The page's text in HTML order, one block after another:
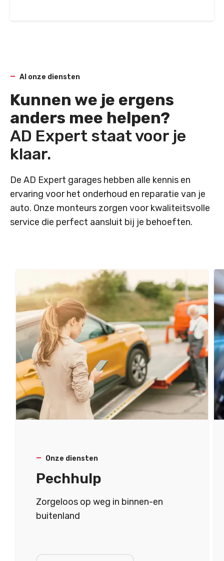
Al onze diensten
Kunnen we je ergens
anders mee helpen?
AD Expert staat voor je
klaar.
De AD Expert garages hebben alle kennis en
ervaring voor het onderhoud en reparatie van je
auto. Onze monteurs zorgen voor kwaliteitsvolle
service die perfect aansluit bij je behoeften.
Onze diensten
Pechhulp
Zorgeloos op weg in binnen-en
buitenland